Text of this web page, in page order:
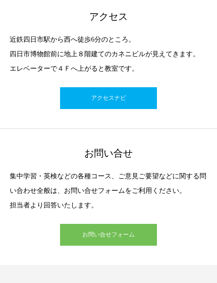
アクセス
近鉄四日市駅から西へ徒歩6分のところ。
四日市博物館前に地上８階建てのカネニビルが見えてきます。
エレベーターで４Ｆへ上がると教室です。
アクセスナビ
お問い合せ
集中学習・英検などの各種コース、ご意見ご要望などに関する問
い合わせ全般は、お問い合せフォームをご利用ください。
担当者より回答いたします。
お問い合せフォーム